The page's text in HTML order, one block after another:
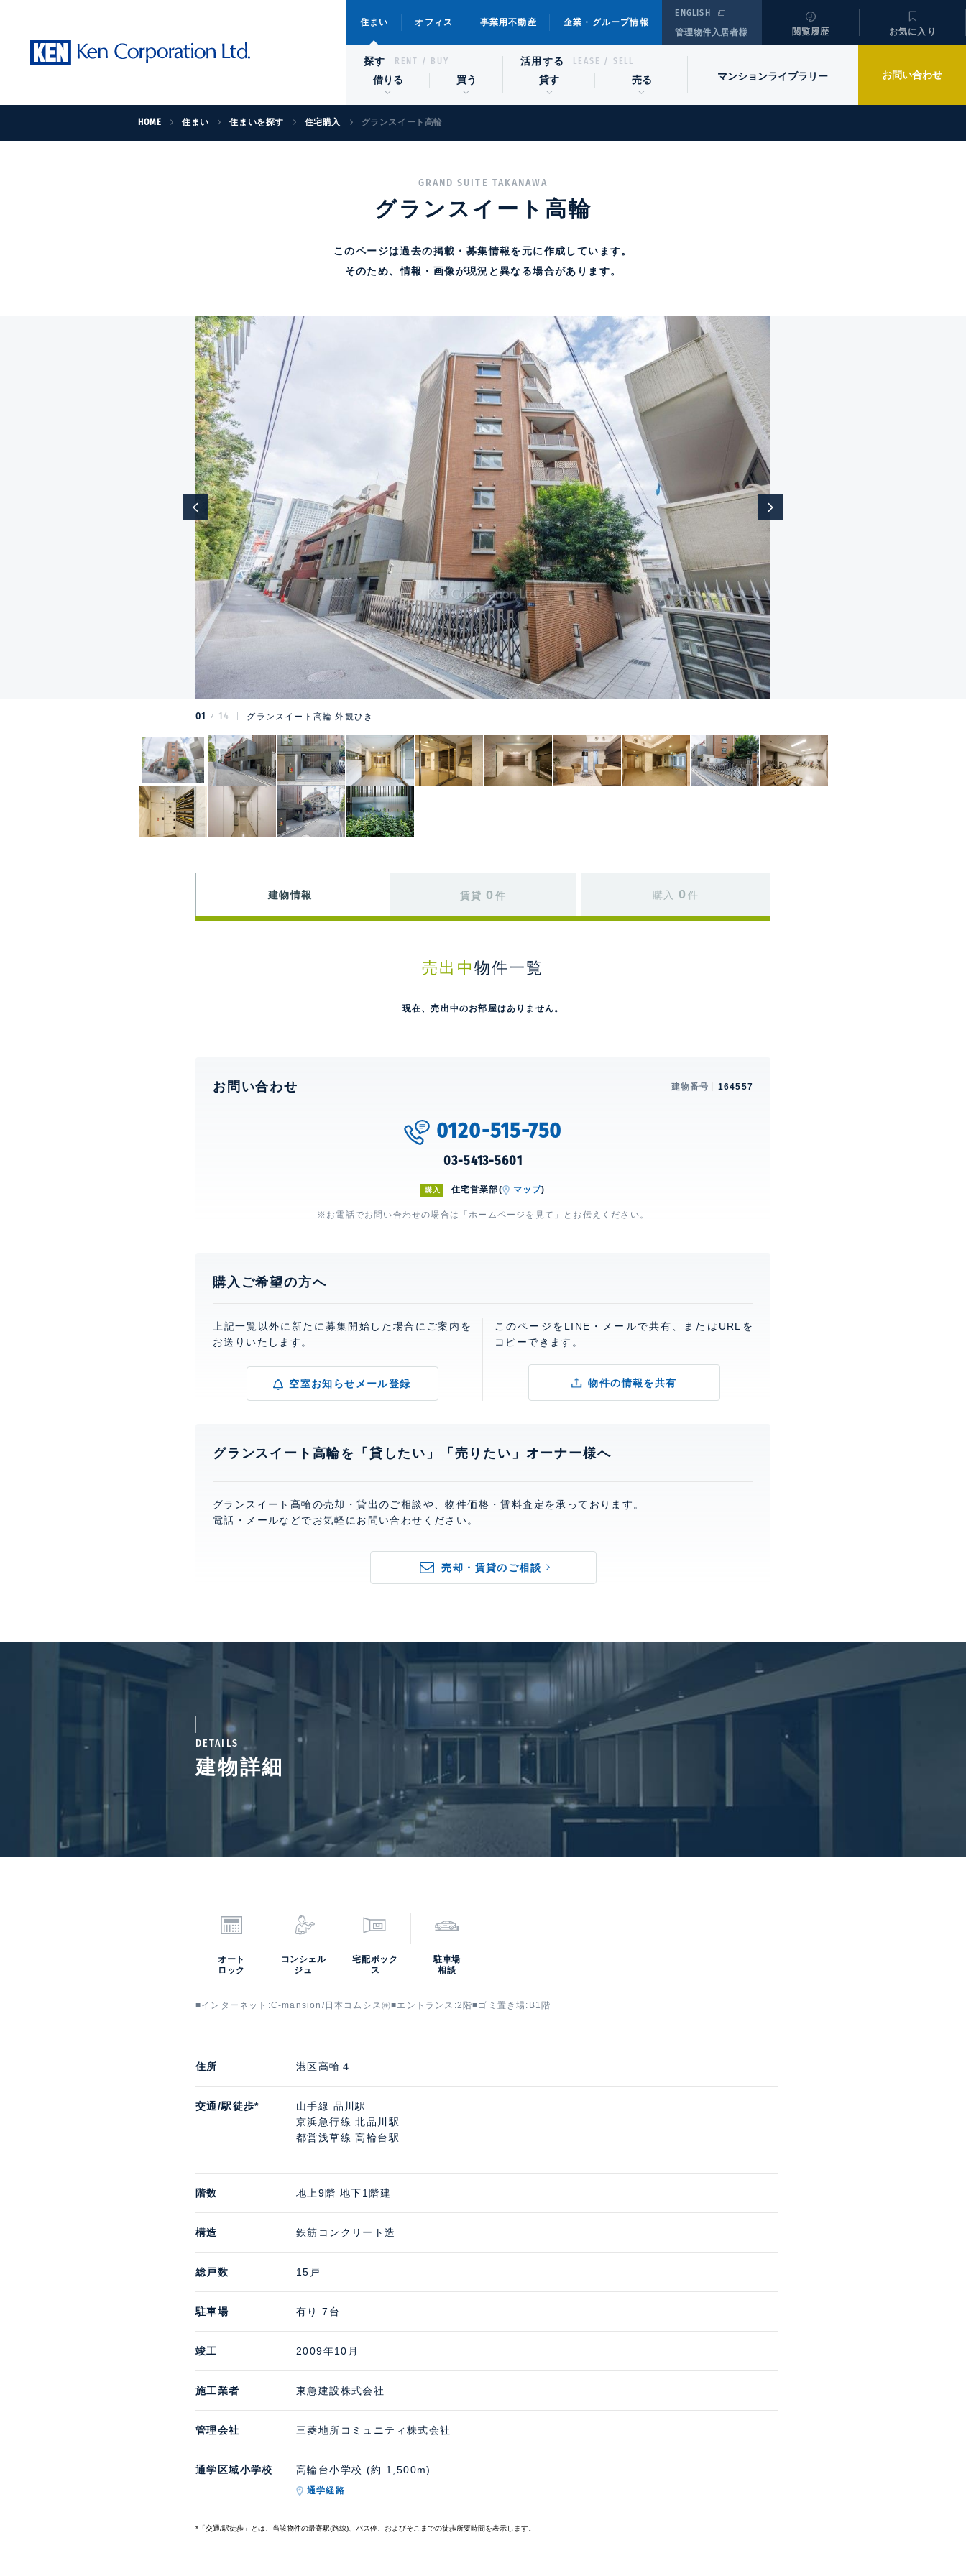
住まい オフィス 事業用不動産 企業・グループ情報
ENGLISH
管理物件入居者様
閲覧履歴 お気に入り
探す RENT / BUY
借りる 買う
活用する LEASE / SELL
貸す 売る マンションライブラリー お問い合わせ
HOME 住まい 住まいを探す 住宅購入 グランスイート高輪
GRAND SUITE TAKANAWA
グランスイート高輪
このページは過去の掲載・募集情報を元に作成しています。
そのため、情報・画像が現況と異なる場合があります。
01 14 グランスイート高輪 外観ひき
建物情報 賃貸 0 件 購入 0 件
売出中 物件一覧
現在、売出中のお部屋はありません。
お問い合わせ 建物番号 164557
0120-515-750
03-5413-5601
購入 住宅営業部( マップ)
※お電話でお問い合わせの場合は「ホームページを見て」とお伝えください。
購入ご希望の方へ
上記一覧以外に新たに募集開始した場合にご案内を
お送りいたします。
空室お知らせメール登録
このページをLINE・メールで共有、またはURLを
コピーできます。
物件の情報を共有
グランスイート高輪を「貸したい」「売りたい」オーナー様へ
グランスイート高輪の売却・貸出のご相談や、物件価格・賃料査定を承っております。
電話・メールなどでお気軽にお問い合わせください。
売却・賃貸のご相談
DETAILS
建物詳細
オート
ロック
コンシェル
ジュ
宅配ボック
ス
駐車場
相談
■インターネット:C-mansion/日本コムシス㈱■エントランス:2階■ゴミ置き場:B1階
住所 港区高輪４
交通/駅徒歩*
山手線 品川駅
京浜急行線 北品川駅
都営浅草線 高輪台駅
階数 地上9階 地下1階建
構造 鉄筋コンクリート造
総戸数 15戸
駐車場 有り 7台
竣工 2009年10月
施工業者 東急建設株式会社
管理会社 三菱地所コミュニティ株式会社
通学区域小学校 高輪台小学校 (約 1,500m)
通学経路
*「交通/駅徒歩」とは、当該物件の最寄駅(路線)、バス停、およびそこまでの徒歩所要時間を表示します。